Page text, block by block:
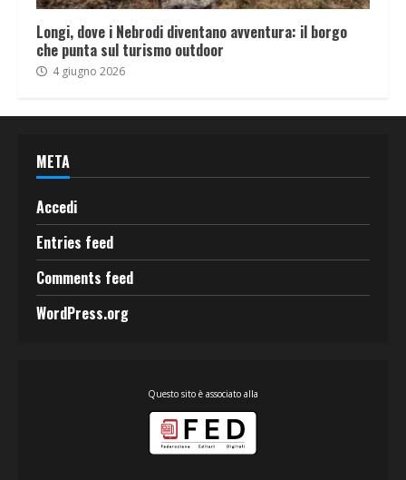
Longi, dove i Nebrodi diventano avventura: il borgo
che punta sul turismo outdoor
4 giugno 2026
META
Accedi
Entries feed
Comments feed
WordPress.org
Questo sito è associato alla